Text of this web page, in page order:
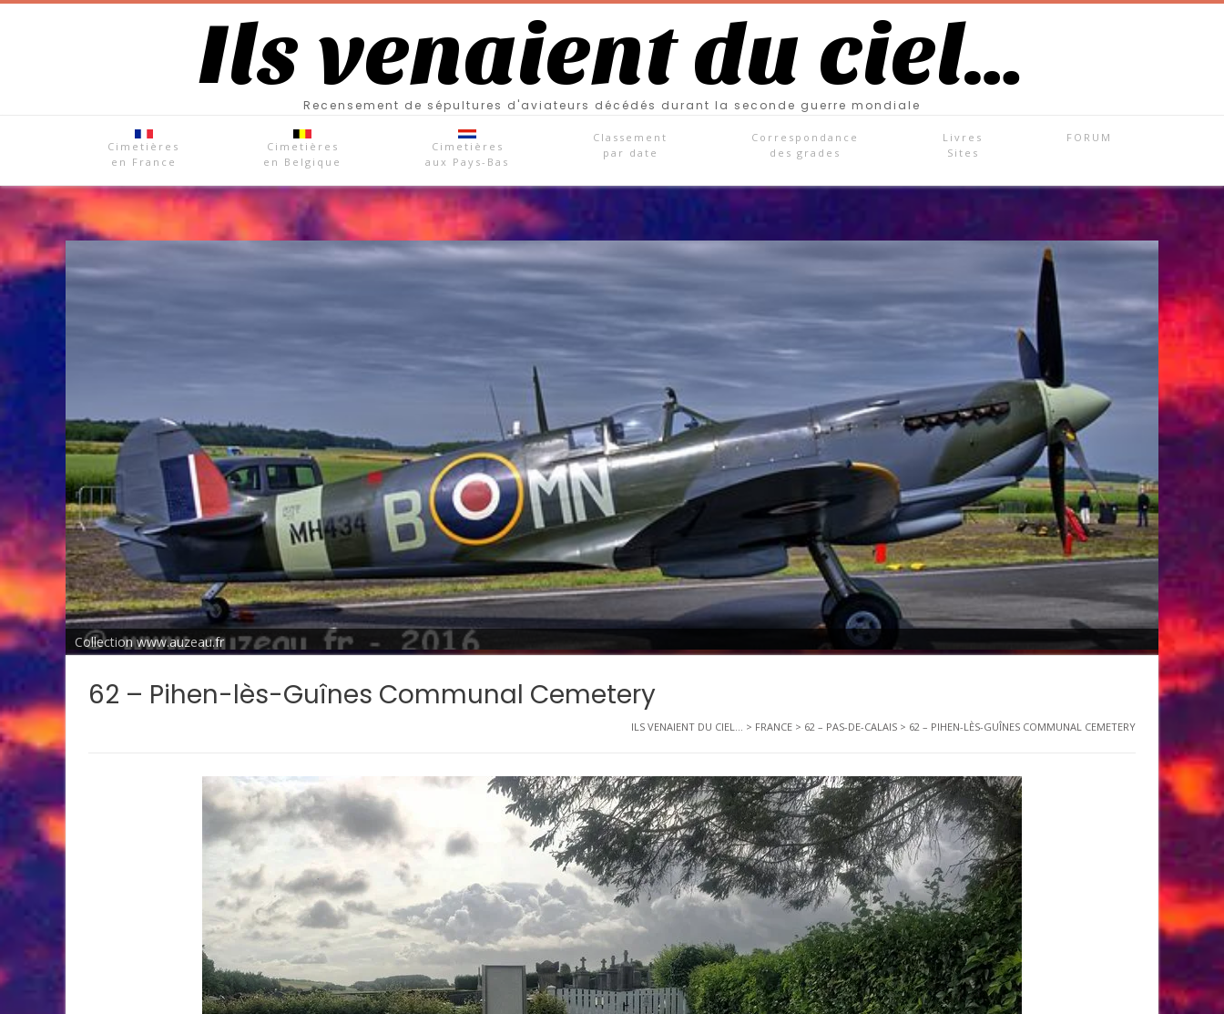
Ils venaient du ciel…
Recensement de sépultures d'aviateurs décédés durant la seconde guerre mondiale
Cimetières
en France
Cimetières
en Belgique
Cimetières
aux Pays-Bas
Classement
par date
Correspondance
des grades
Livres
Sites
FORUM
Collection www.auzeau.fr
62 – Pihen-lès-Guînes Communal Cemetery
ILS VENAIENT DU CIEL... > FRANCE > 62 – PAS-DE-CALAIS > 62 – PIHEN-LÈS-GUÎNES COMMUNAL CEMETERY